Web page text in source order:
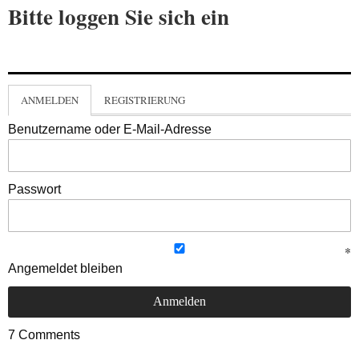
Bitte loggen Sie sich ein
ANMELDEN REGISTRIERUNG
Benutzername oder E-Mail-Adresse
Passwort
Angemeldet bleiben
7 Comments